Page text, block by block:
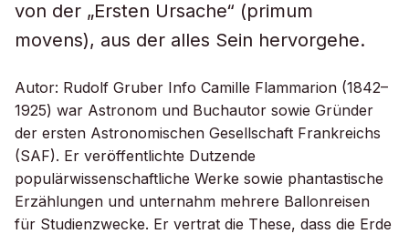
von der „Ersten Ursache“ (primum
movens), aus der alles Sein hervorgehe.
Autor: Rudolf Gruber Info Camille Flammarion (1842–
1925) war Astronom und Buchautor sowie Gründer
der ersten Astronomischen Gesellschaft Frankreichs
(SAF). Er veröffentlichte Dutzende
populärwissenschaftliche Werke sowie phantastische
Erzählungen und unternahm mehrere Ballonreisen
für Studienzwecke. Er vertrat die These, dass die Erde